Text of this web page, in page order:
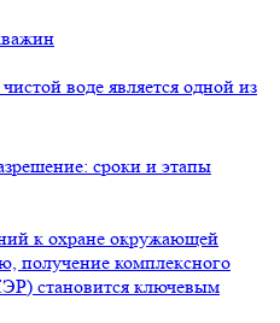
воде является одной из
сроки и этапы
к охране окружающей
получение комплексного
становится ключевым